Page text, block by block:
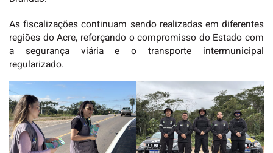
As fiscalizações continuam sendo realizadas em diferentes
regiões do Acre, reforçando o compromisso do Estado com
a segurança viária e o transporte intermunicipal
regularizado.